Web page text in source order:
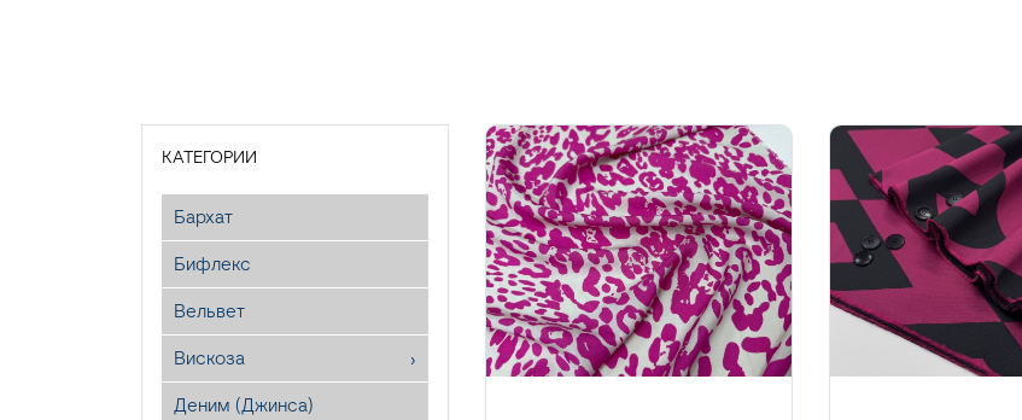
КАТЕГОРИИ
Бархат
Бифлекс
Вельвет
Вискоза
Деним (Джинса)